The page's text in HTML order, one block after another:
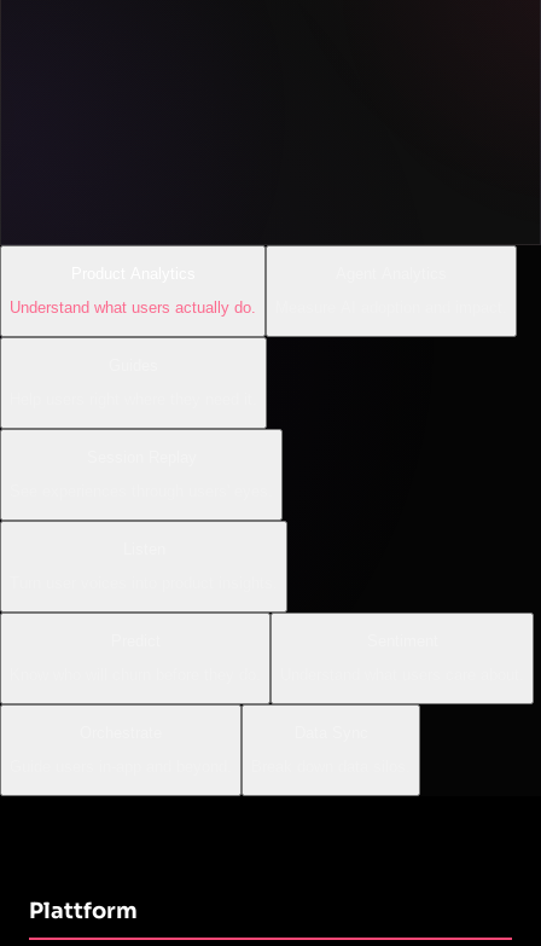
Understand what users actually do.
Plattform